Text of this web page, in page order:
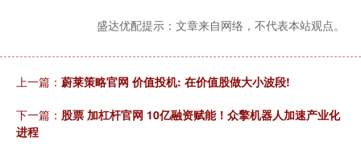
盛达优配提示：文章来自网络，不代表本站观点。
上一篇： 蔚莱策略官网 价值投机: 在价值股做大小波段!
下一篇： 股票 加杠杆官网 10亿融资赋能！众擎机器人加速产业化
进程